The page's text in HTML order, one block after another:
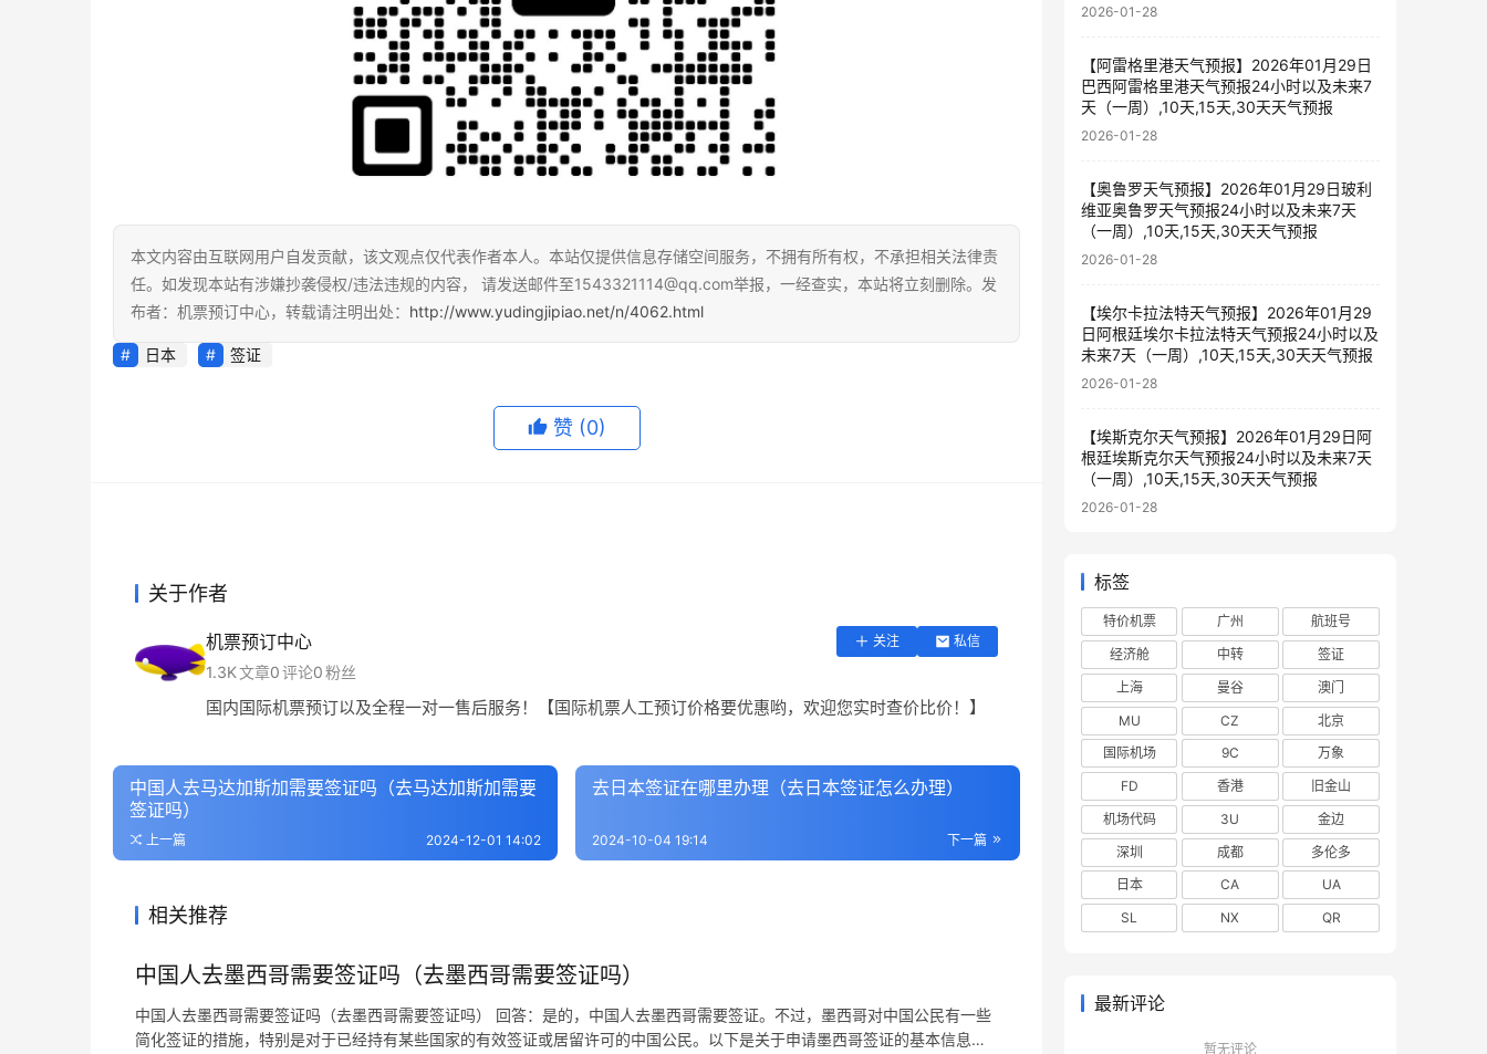
本文内容由互联网用户自发贡献，该文观点仅代表作者本人。本站仅提供信息存储空间服务，不拥有所有权，不承担相关法律责
任。如发现本站有涉嫌抄袭侵权/违法违规的内容， 请发送邮件至1543321114@qq.com举报，一经查实，本站将立刻删除。发
布者：机票预订中心，转载请注明出处： http://www.yudingjipiao.net/n/4062.html
日本 签证
赞 (0)
关于作者
机票预订中心 关注 私信
1.3K文章0评论0粉丝
国内国际机票预订以及全程一对一售后服务！【国际机票人工预订价格要优惠哟，欢迎您实时查价比价！】
中国人去马达加斯加需要签证吗（去马达加斯加需要
签证吗）
上一篇 2024-12-01 14:02
去日本签证在哪里办理（去日本签证怎么办理）
下一篇
2024-10-04 19:14
相关推荐
中国人去墨西哥需要签证吗（去墨西哥需要签证吗）
中国人去墨西哥需要签证吗（去墨西哥需要签证吗） 回答：是的，中国人去墨西哥需要签证。不过，墨西哥对中国公民有一些
简化签证的措施，特别是对于已经持有某些国家的有效签证或居留许可的中国公民。以下是关于申请墨西哥签证的基本信息和
2026-01-28
【阿雷格里港天气预报】2026年01月29日
巴西阿雷格里港天气预报24小时以及未来7
天（一周）,10天,15天,30天天气预报
2026-01-28
【奥鲁罗天气预报】2026年01月29日玻利
维亚奥鲁罗天气预报24小时以及未来7天
（一周）,10天,15天,30天天气预报
2026-01-28
【埃尔卡拉法特天气预报】2026年01月29
日阿根廷埃尔卡拉法特天气预报24小时以及
未来7天（一周）,10天,15天,30天天气预报
2026-01-28
【埃斯克尔天气预报】2026年01月29日阿
根廷埃斯克尔天气预报24小时以及未来7天
（一周）,10天,15天,30天天气预报
2026-01-28
标签
特价机票 广州
航班号
经济舱
中转
签证
上海
曼谷
澳门
MU
CZ
北京
国际机场
9C
万象
FD
香港
旧金山
机场代码
3U
金边
深圳
成都
多伦多
日本
CA
UA
SL
NX QR
最新评论
暂无评论